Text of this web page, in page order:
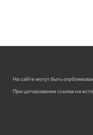
На сайте могут быть
При цитировании ссылка на